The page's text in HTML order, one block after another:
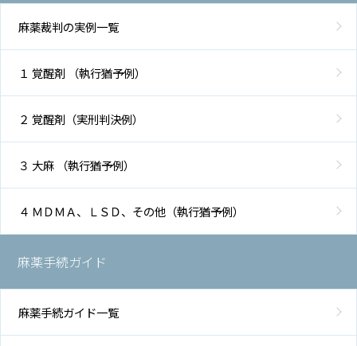
麻薬裁判の実例一覧
１ 覚醒剤 （執行猶予例）
２ 覚醒剤（実刑判決例）
３ 大麻 （執行猶予例）
４ ＭＤＭＡ、ＬＳＤ、その他（執行猶予例）
麻薬手続ガイド
麻薬手続ガイド一覧